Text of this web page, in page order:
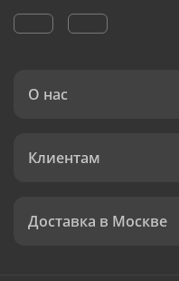
О нас
Клиентам
Доставка в Москве